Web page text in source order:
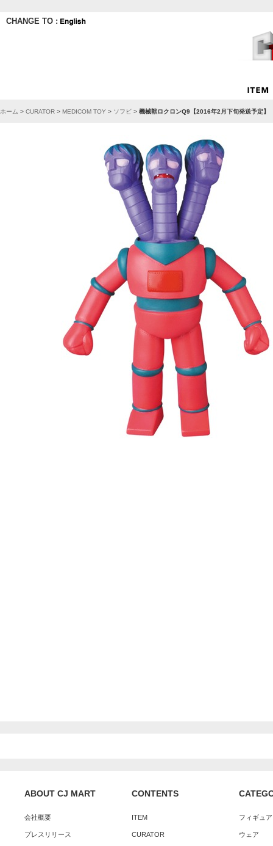
CHANGE TO :
ホーム > CURATOR > MEDICOM TOY > ソフビ > 機械獣ロクロンQ9【2016年2月下旬発送予定】
ABOUT CJ MART
会社概要
プレスリリース
CONTENTS
ITEM
CURATOR
フィギュ
ウェア